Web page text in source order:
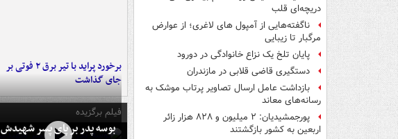
دریچه‌ای قلب
ناگفته‌هایی از آمپول های لاغری؛ از عوارض
مرگبار تا زیبایی
پایان تلخ یک نزاع خانوادگی در دورود
دستگیری قاضی قلابی در مازندران
بازداشت عامل ارسال تصاویر پرتاب موشک به
رسانه‌های معاند
پورجمشیدیان: ۲ میلیون و ۸۲۸ هزار زائر
اربعین به کشور بازگشتند
برخورد پراید با تیر برق ۲ فوتی بر
جای گذاشت
فیلم برگزیده
بوسه‌ پدر بر پای پسر شهیدش